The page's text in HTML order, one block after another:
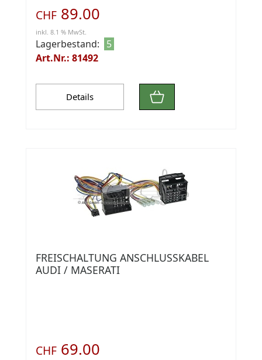
CHF 89.00
inkl. 8.1 % MwSt.
Lagerbestand:
5
Art.Nr.: 81492
Details
FREISCHALTUNG ANSCHLUSSKABEL
AUDI / MASERATI
CHF 69.00